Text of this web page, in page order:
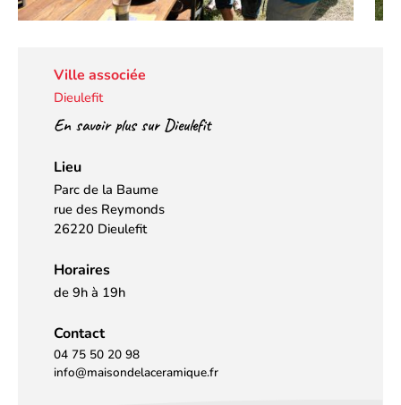
Ville associée
Dieulefit
En savoir plus sur Dieulefit
Lieu
Parc de la Baume
rue des Reymonds
26220 Dieulefit
Horaires
de 9h à 19h
Contact
04 75 50 20 98
info@maisondelaceramique.fr